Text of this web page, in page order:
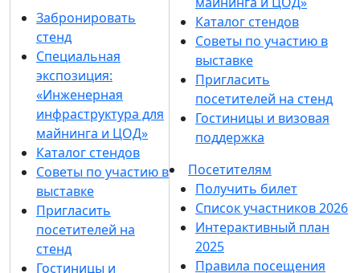
Забронировать
стенд
Специальная
экспозиция:
«Инженерная
инфраструктура для
майнинга и ЦОД»
Каталог стендов
Советы по участию в
выставке
Пригласить
посетителей на
стенд
Гостиницы и
Каталог стендов
Советы по участию в
выставке
Пригласить
посетителей на стенд
Гостиницы и визовая
поддержка
Посетителям
Получить билет
Список участников 2026
Интерактивный план
2025
Правила посещения